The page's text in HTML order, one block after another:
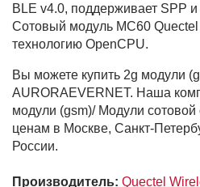
BLE v4.0, поддерживает SPP
Сотовый модуль MC60
технологию OpenCPU.
Вы можете купить 2g модули
AURORAEVERNET. Наша
модули (gsm)/ Модули сотовой
ценам в Москве, Санкт-
России.
Производитель: Quectel